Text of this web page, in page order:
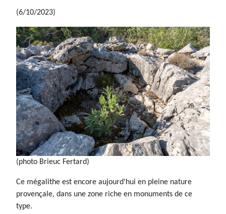
(6/10/2023)
(photo Brieuc Fertard)
Ce mégalithe est encore aujourd'hui en pleine nature
provençale, dans une zone riche en monuments de ce
type.